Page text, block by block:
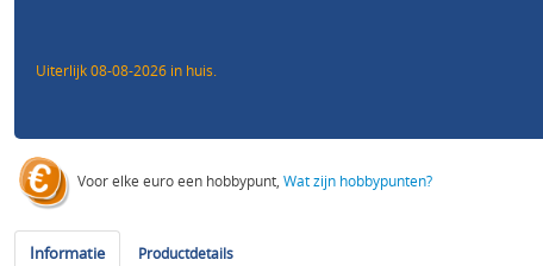
Uiterlijk 08-08-2026 in huis.
Voor elke euro een hobbypunt,Wat zijn hobbypunten?
Informatie Productdetails